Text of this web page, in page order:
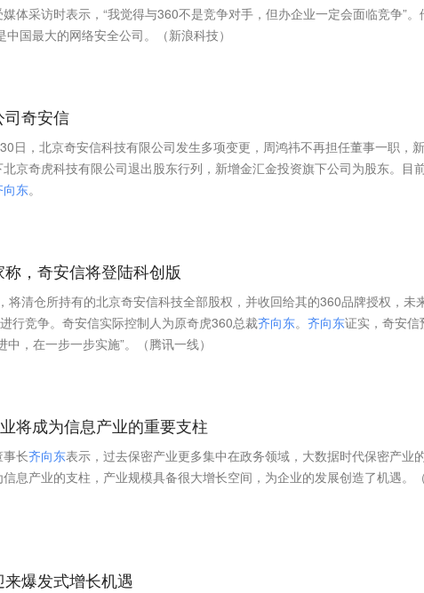
体采访时表示，“我觉得与360不是竞争对手，但办企业一定会面临竞争”。
国最大的网络安全公司。（新浪科技）
司奇安信
日，北京奇安信科技有限公司发生多项变更，周鸿祎不再担任董事一职，
京奇虎科技有限公司退出股东行列，新增金汇金投资旗下公司为股东。目
向东。
，奇安信将登陆科创版
将清仓所持有的北京奇安信科技全部股权，并收回给其的360品牌授权，未
行竞争。奇安信实际控制人为原奇虎360总裁齐向东。 齐向东证实，奇安信
，在一步一步实施”。（腾讯一线）
将成为信息产业的重要支柱
长齐向东表示，过去保密产业更多集中在政务领域，大数据时代保密产业
息产业的支柱，产业规模具备很大增长空间，为企业的发展创造了机遇。
来爆发式增长机遇